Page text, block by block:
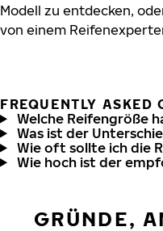
Modell zu entdecken,
von einem
FREQUENTLY ASKED
Welche Reifengröße
Was ist der
Wie oft sollte ich die
Wie hoch ist der
GRÜNDE,